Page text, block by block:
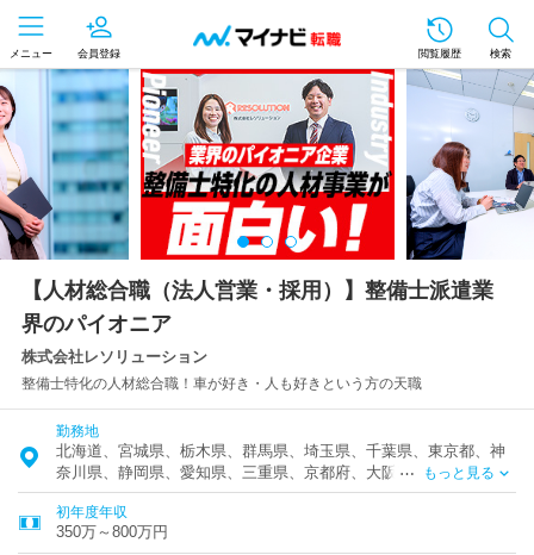
メニュー 会員登録 閲覧履歴 検索
【人材総合職（法人営業・採用）】整備士派遣業
界のパイオニア
株式会社レソリューション
整備士特化の人材総合職！車が好き・人も好きという方の天職
勤務地
北海道、宮城県、栃木県、群馬県、埼玉県、千葉県、東京都、神
奈川県、静岡県、愛知県、三重県、京都府、大阪府、兵庫県、広
島県、香川県、福岡県
もっと見る
初年度年収
350万～800万円